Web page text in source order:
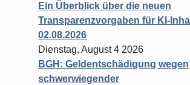
Ein Überblick über die neuen
Transparenzvorgaben für KI-
02.08.2026
Dienstag, August 4 2026
BGH: Geldentschädigung wegen
schwerwiegender